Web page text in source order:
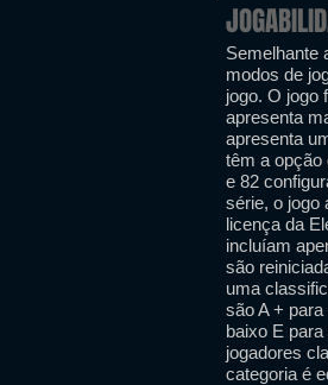
Semelhante
modos de
jogo. O jogo
apresenta
apresenta
têm a opção
e 82
série, o jogo
licença da
incluíam
são
uma
são A +
baixo E
jogadores
categoria é